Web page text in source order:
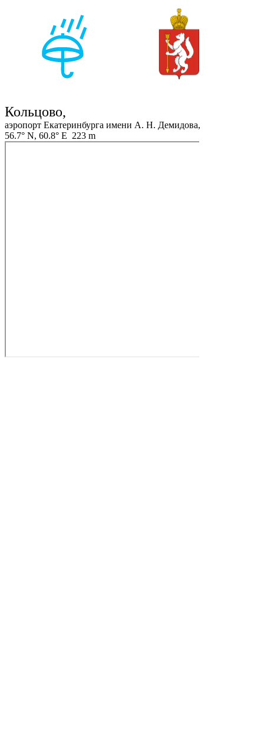
Кольцово,
аэропорт Екатеринбурга имени А. Н. Демидова,
56.7° N, 60.8° E 223 m